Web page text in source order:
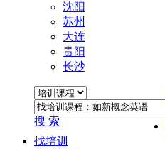
沈阳
苏州
大连
贵阳
长沙
搜 索
找培训